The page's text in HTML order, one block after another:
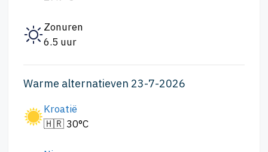
Zonuren
6.5 uur
Warme alternatieven 23-7-2026
Kroatië
🇭🇷 30°C